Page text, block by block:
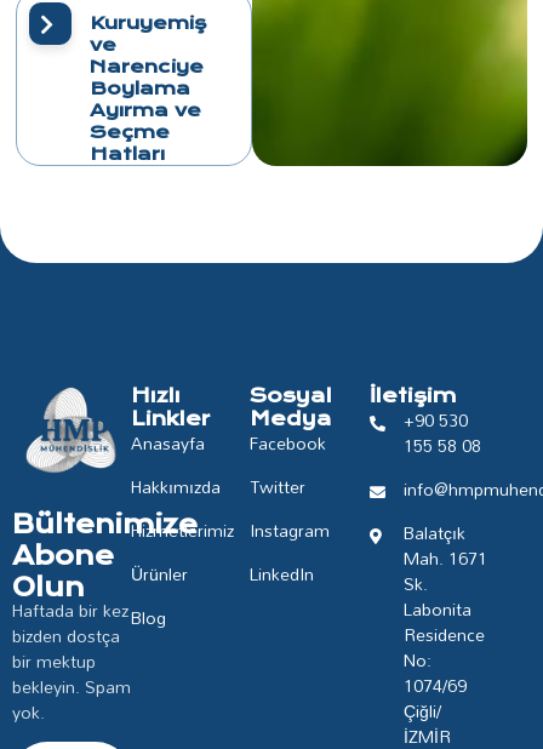
Kuruyemiş
ve
Narenciye
Boylama
Ayırma ve
Seçme
Hatları
Bültenimize
Abone
Olun
Haftada bir kez
bizden dostça
bir mektup
bekleyin. Spam
yok.
Hızlı
Linkler
Anasayfa
Hakkımızda
Hizmetlerimiz
Ürünler
Blog
Sosyal
Medya
Facebook
Twitter
Instagram
LinkedIn
İletişim
+90 530
155 58 08
Balatçık
Mah. 1671
Sk.
Labonita
Residence
No:
1074/69
Çiğli/
İZMİR